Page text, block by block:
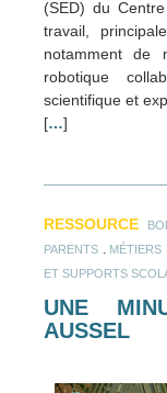
(SED) du
travail,
notamment de
robotique
scientifique et
[…]
RESSOURCE
PARENTS MÉTIERS
ET SUPPORTS
UNE
AUSSEL